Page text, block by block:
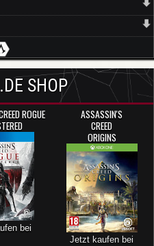
SHOP
ROGUE
bei
ASSASSIN'S
CREED
ORIGINS
Jetzt kaufen bei